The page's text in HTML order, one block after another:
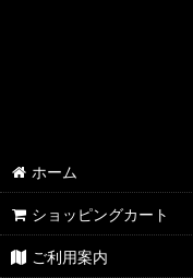
ホーム
ショッピングカート
ご利用案内